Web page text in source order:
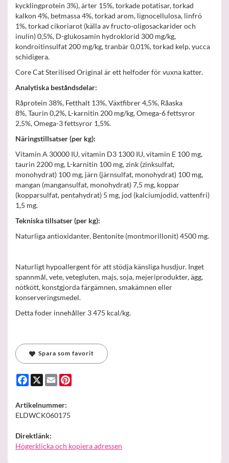
kycklingprotein 3%), ärter 15%, torkade potatisar, torkad
kalkon 4%, betmassa 4%, torkad arom, lignocellulosa, linfrö
1%, torkad cikoriarot (källa av fructo-oligosackarider och
inulin) 0,5%, D-glukosamin hydroklorid 300 mg/kg,
kondroitinsulfat 200 mg/kg, tranbär 0,01%, torkad kelp, yucca
schidigera.
Core Cat Sterilised Original är ett helfoder för vuxna katter.
Analytiska beståndsdelar:
Råprotein 38%, Fetthalt 13%, Växtfibrer 4,5%, Råaska
8%, Taurin 0,2%, L-karnitin 200 mg/kg, Omega-6 fettsyror
2,5%, Omega-3 fettsyror 1,5%.
Näringstillsatser (per kg):
Vitamin A 30000 IU, vitamin D3 1300 IU, vitamin E 100 mg,
taurin 2200 mg, L-karnitin 100 mg, zink (zinksulfat,
monohydrat) 100 mg, järn (järnsulfat, monohydrat) 100 mg,
mangan (mangansulfat, monohydrat) 7,5 mg, koppar
(kopparsulfat, pentahydrat) 5 mg, jod (kalciumjodid, vattenfri)
1,5 mg.
Tekniska tillsatser (per kg):
Naturliga antioxidanter, Bentonite (montmorillonit) 4500 mg.
Naturligt hypoallergent för att stödja känsliga husdjur. Inget
spannmål, vete, vetegluten, majs, soja, mejeriprodukter, ägg,
nötkött, konstgjorda färgämnen, smakämnen eller
konserveringsmedel.
Detta foder innehåller 3 475 kcal/kg.
Spara som favorit
Facebook
X Email
Artikelnummer:
ELDWCK060175
Direktlänk:
Högerklicka och kopiera adressen